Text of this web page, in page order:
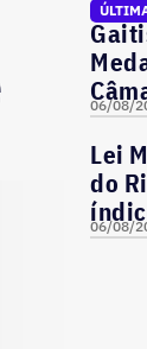
06/08/
Lei
do
06/08/